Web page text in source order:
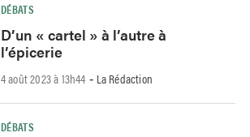
DÉBATS
D’un « cartel » à l’autre à
l’épicerie
4 août 2023 à 13h44 - La Rédaction
DÉBATS